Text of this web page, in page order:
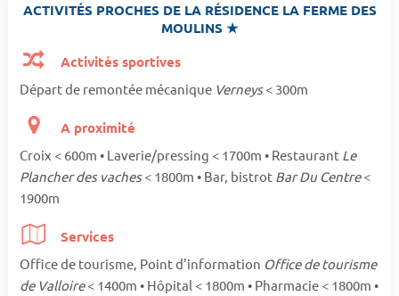
ACTIVITÉS PROCHES DE LA RÉSIDENCE LA FERME DES
MOULINS ★
Activités sportives
Départ de remontée mécanique Verneys< 300m
A proximité
Croix < 600m • Laverie/pressing < 1700m • Restaurant Le
Plancher des vaches< 1800m • Bar, bistrot Bar Du Centre<
1900m
Services
Office de tourisme, Point d'information Office de tourisme
de Valloire< 1400m • Hôpital < 1800m • Pharmacie < 1800m •